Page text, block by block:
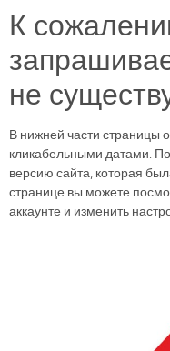
К
не
В нижней части страницы
кликабельными датами.
версию сайта, которая
странице вы можете
аккаунте и изменить